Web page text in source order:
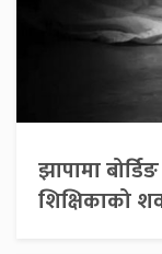
झापामा
शिक्षिकाको